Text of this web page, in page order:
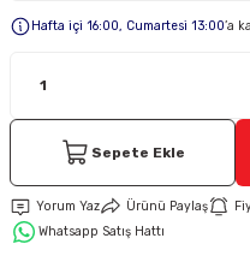
Hafta içi 16:00, Cumartesi 13:00’a
Sepete Ekle
Yorum Yaz Ürünü Paylaş
Whatsapp Satış Hattı